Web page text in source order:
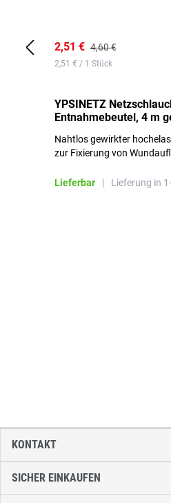
2,51 € 4,60 €
2,51 € / 1 Stück
YPSINETZ
Entnahmebeutel, 4 m
Nahtlos gewirkter
zur Fixierung von
Lieferbar | Lieferung in
SICHER EINKAUFEN
KONTAKT